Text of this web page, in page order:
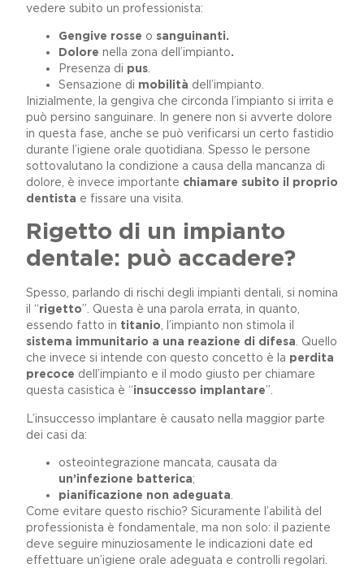
vedere subito un professionista:
Gengive rosse o sanguinanti.
Dolore nella zona dell’impianto.
Presenza di pus
Sensazione di mobilità dell’impianto.
Inizialmente, la gengiva che circonda l’impianto si irrita e
può persino sanguinare. In genere non si avverte dolore
in questa fase, anche se può verificarsi un certo fastidio
durante l’igiene orale quotidiana. Spesso le persone
sottovalutano la condizione a causa della mancanza di
dolore, è invece importante chiamare subito il proprio
dentista e fissare una visita.
Rigetto di un impianto
dentale: può accadere?
Spesso, parlando di rischi degli impianti dentali, si nomina
il “rigetto”. Questa è una parola errata, in quanto,
essendo fatto in titanio, l’impianto non stimola il
sistema immunitario a una reazione di difesa. Quello
che invece si intende con questo concetto è la perdita
precoce dell’impianto e il modo giusto per chiamare
questa casistica è “insuccesso implantare”.
L’insuccesso implantare è causato nella maggior parte
dei casi da:
osteointegrazione mancata, causata da
un’infezione batterica;
pianificazione non adeguata.
Come evitare questo rischio? Sicuramente l’abilità del
professionista è fondamentale, ma non solo: il paziente
deve seguire minuziosamente le indicazioni date ed
effettuare un’igiene orale adeguata e controlli regolari.